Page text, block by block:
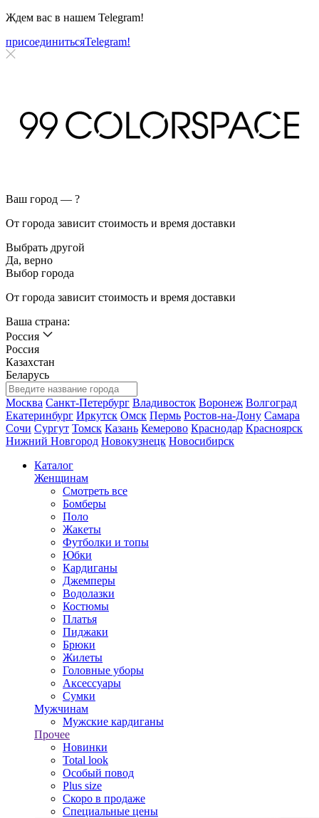
Ждем вас в нашем Telegram!
присоединитьсяTelegram!
Ваш город — ?
От города зависит стоимость и время доставки
Выбрать другой
Да, верно
Выбор города
От города зависит стоимость и время доставки
Ваша страна:
Россия
Россия
Казахстан
Беларусь
Москва Санкт-Петербург Владивосток Воронеж Волгоград
Екатеринбург Иркутск Омск Пермь Ростов-на-Дону Самара
Сочи Сургут Томск Казань Кемерово Краснодар Красноярск
Нижний Новгород Новокузнецк Новосибирск
Каталог
Женщинам
Смотреть все
Бомберы
Поло
Жакеты
Футболки и топы
Юбки
Кардиганы
Джемперы
Водолазки
Костюмы
Платья
Пиджаки
Брюки
Жилеты
Головные уборы
Аксессуары
Сумки
Мужчинам
Мужские кардиганы
Прочее
Новинки
Total look
Особый повод
Plus size
Скоро в продаже
Специальные цены